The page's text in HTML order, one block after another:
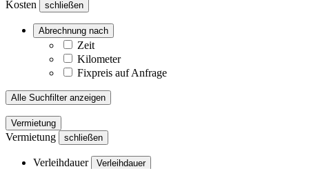
Kosten schließen
Abrechnung nach
Zeit
Kilometer
Fixpreis auf Anfrage
Alle Suchfilter anzeigen
Vermietung
Vermietung schließen
Verleihdauer Verleihdauer